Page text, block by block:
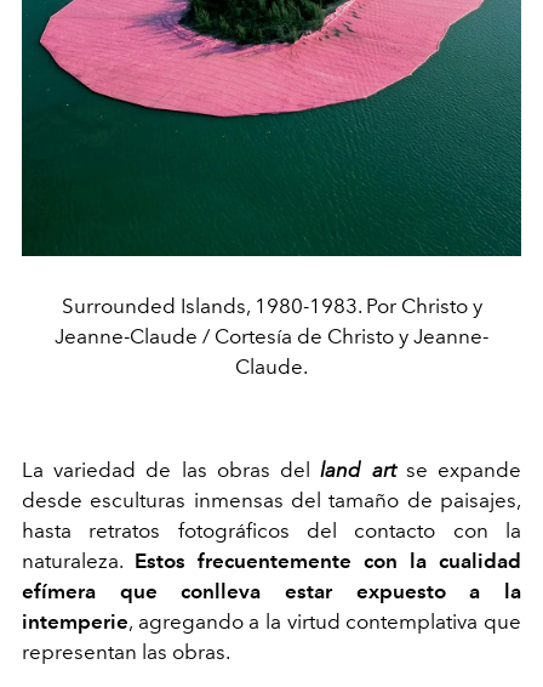
Surrounded Islands, 1980-1983. Por Christo y
Jeanne-Claude / Cortesía de Christo y Jeanne-
Claude.
La variedad de las obras delland art se expande
desde esculturas inmensas del tamaño de paisajes,
hasta retratos fotográficos del contacto con la
naturaleza. Estos frecuentemente con la cualidad
efímera que conlleva estar expuesto a la
intemperie, agregando a la virtud contemplativa que
representan las obras.